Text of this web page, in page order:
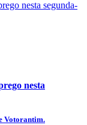
nesta
Votorantim.